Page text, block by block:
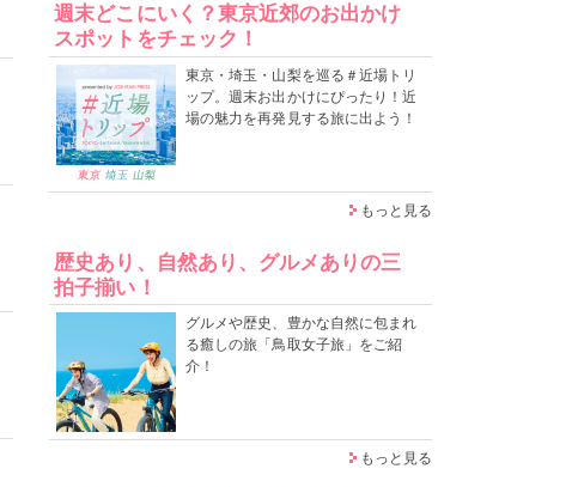
週末どこにいく？東京近郊のお出かけ
スポットをチェック！
東京・埼玉・山梨を巡る＃近場トリ
ップ。週末お出かけにぴったり！近
場の魅力を再発見する旅に出よう！
もっと見る
歴史あり、自然あり、グルメありの三
拍子揃い！
グルメや歴史、豊かな自然に包まれ
る癒しの旅「鳥取女子旅」をご紹
介！
もっと見る